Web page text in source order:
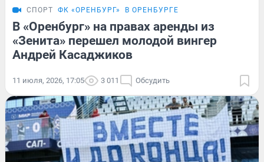
СПОРТ ФК «ОРЕНБУРГ» В ОРЕНБУРГЕ
В «Оренбург» на правах аренды из
«Зенита» перешел молодой вингер
Андрей Касаджиков
11 июля, 2026, 17:05 3 011 Обсудить